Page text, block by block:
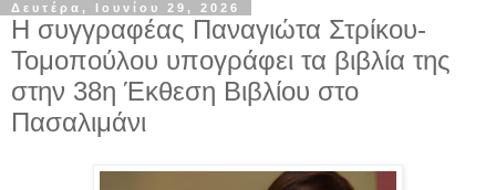
Δευτέρα, Ιουνίου 29, 2026
Η συγγραφέας Παναγιώτα Στρίκου-
Τομοπούλου υπογράφει τα βιβλία της
στην 38η Έκθεση Βιβλίου στο
Πασαλιμάνι